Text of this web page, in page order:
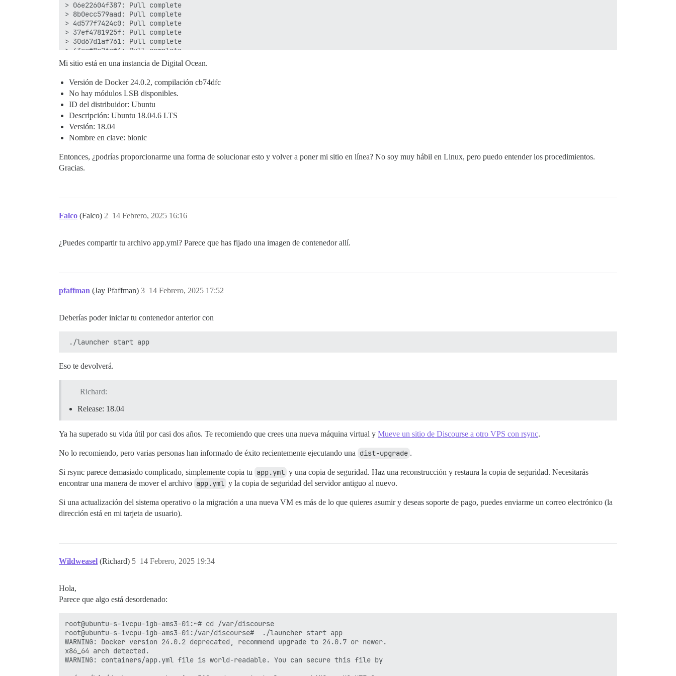
> 06e22604f387: Pull complete
> 8b0ecc579aad: Pull complete
> 4d577f7424c0: Pull complete
> 37ef4781925f: Pull complete
> 30d67d1af761: Pull complete
> 43eaf8c26af4: Pull complete
> 02f4cc50eabd: Pull complete
> 93896ee36e56: Pull complete
> fadd5d615e0e: Pull complete
> 85f9459cb30e: Pull complete
> eaddca2afacb: Pull complete
> f54443d29a2d: Pull complete
> ed6f0f133683: Pull complete
> 3d1894dc563f: Pull complete
> 51ca3f63c909: Pull complete
> b87374db2274: Pull complete
> Status: Downloaded newer image for discourse/base:2.0.20250129-0720
> docker.io/discourse/base:2.0.20250129-0720
> 2.0.20240708-0023: Pulling from discourse/base
> 76956b537f14: Pull complete
> 71c31a50a587: Pull complete
> c1a1234dcb61: Pull complete
> 8ad811162d08: Pull complete
> 2c324dce526d: Pull complete
> 4c08fdcd145a: Pull complete
> 1b6035ac25c0: Pull complete
> 513dccf6f63f: Pull complete
> e0b141854963: Pull complete
> 0fad77941078: Pull complete
> c33170d09c8b: Pull complete
> 3a7b2554e089: Pull complete
> e7c58bcc7f57: Pull complete
> 59b2407fe431: Pull complete
> 315160f4d4f8: Pull complete
> ad328ba96976: Pull complete
> 9fbd8c908047: Pull complete
> b1d30330e969: Pull complete
> 9279965667b5: Pull complete
> a0ae3eb4d088: Pull complete
> 46c4327ce462: Pull complete
> b095ebe7bdf6: Pull complete
> 41419e4f1948: Pull complete
> 589837814d9a: Pull complete
> bd025ad1b844: Pull complete
> fe364253c657: Pull complete
> Digest: sha256:025e9c1f6848c4726544c6ae873d710c62f547b72afb7f537aaa44eb5377cb5c
> Status: Downloaded newer image for discourse/base:2.0.20240708-0023
> docker.io/discourse/base:2.0.20240708-0023
> /usr/local/lib/ruby/gems/3.3.0/gems/pups-1.2.1/lib/pups.rb
> /usr/local/bin/pups --stdin
Mi sitio está en una instancia de Digital Ocean.
Versión de Docker 24.0.2, compilación cb74dfc
No hay módulos LSB disponibles.
ID del distribuidor: Ubuntu
Descripción: Ubuntu 18.04.6 LTS
Versión: 18.04
Nombre en clave: bionic
Entonces, ¿podrías proporcionarme una forma de solucionar esto y volver a poner mi sitio en línea? No soy muy hábil en Linux, pero puedo entender los procedimientos.
Gracias.
Falco (Falco) 14 Febrero, 2025 16:16
2
¿Puedes compartir tu archivo app.yml? Parece que has fijado una imagen de contenedor allí.
pfaffman (Jay Pfaffman) 14 Febrero, 2025 17:52
3
Deberías poder iniciar tu contenedor anterior con
Eso te devolverá.
Richard:
Release: 18.04
Ya ha superado su vida útil por casi dos años. Te recomiendo que crees una nueva máquina virtual y Mueve un sitio de Discourse a otro VPS con rsync.
No lo recomiendo, pero varias personas han informado de éxito recientemente ejecutando una dist-upgrade .
Si rsync parece demasiado complicado, simplemente copia tu app.yml y una copia de seguridad. Haz una reconstrucción y restaura la copia de seguridad. Necesitarás
encontrar una manera de mover el archivo app.yml y la copia de seguridad del servidor antiguo al nuevo.
Si una actualización del sistema operativo o la migración a una nueva VM es más de lo que quieres asumir y deseas soporte de pago, puedes enviarme un correo electrónico (la
dirección está en mi tarjeta de usuario).
Wildweasel (Richard) 14 Febrero, 2025 19:34
5
Hola,
Parece que algo está desordenado:
root@ubuntu-s-1vcpu-1gb-ams3-01:~# cd /var/discourse
root@ubuntu-s-1vcpu-1gb-ams3-01:/var/discourse#  ./launcher start app
WARNING: Docker version 24.0.2 deprecated, recommend upgrade to 24.0.7 or newer.
x86_64 arch detected.
WARNING: containers/app.yml file is world-readable. You can secure this file by